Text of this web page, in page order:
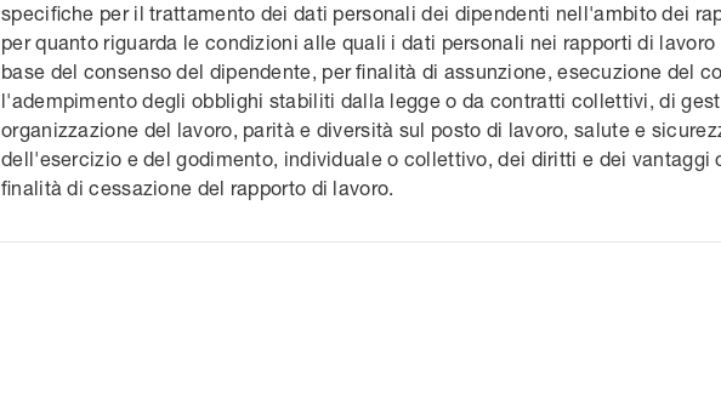
specifiche per il trattamento dei dati personali dei dipendenti nell'ambito dei
per quanto riguarda le condizioni alle quali i dati personali nei rapporti di
base del consenso del dipendente, per finalità di assunzione, esecuzione del
l'adempimento degli obblighi stabiliti dalla legge o da contratti collettivi, di
organizzazione del lavoro, parità e diversità sul posto di lavoro, salute e
dell'esercizio e del godimento, individuale o collettivo, dei diritti e dei vantaggi
finalità di cessazione del rapporto di lavoro.